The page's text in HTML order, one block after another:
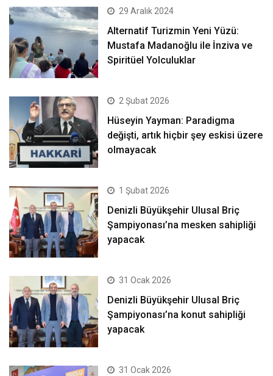
29 Aralık 2024
Alternatif Turizmin Yeni Yüzü:
Mustafa Madanoğlu ile İnziva ve
Spiritüel Yolculuklar
2 Şubat 2026
Hüseyin Yayman: Paradigma
değişti, artık hiçbir şey eskisi üzere
olmayacak
1 Şubat 2026
Denizli Büyükşehir Ulusal Briç
Şampiyonası’na mesken sahipliği
yapacak
31 Ocak 2026
Denizli Büyükşehir Ulusal Briç
Şampiyonası’na konut sahipliği
yapacak
31 Ocak 2026